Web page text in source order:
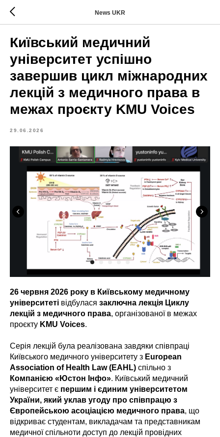
News UKR
Київський медичний
університет успішно
завершив цикл міжнародних
лекцій з медичного права в
межах проєкту KMU Voices
29.06.2026
26 червня 2026 року в Київському медичному
університеті відбулася заключна лекція Циклу
лекцій з медичного права, організованої в межах
проєкту KMU Voices.
Серія лекцій була реалізована завдяки співпраці
Київського медичного університету з European
Association of Health Law (EAHL) спільно з
Компанією «Юстон Інфо». Київський медичний
університет є першим і єдиним університетом
України, який уклав угоду про співпрацю з
Європейською асоціацією медичного права, що
відкриває студентам, викладачам та представникам
медичної спільноти доступ до лекцій провідних